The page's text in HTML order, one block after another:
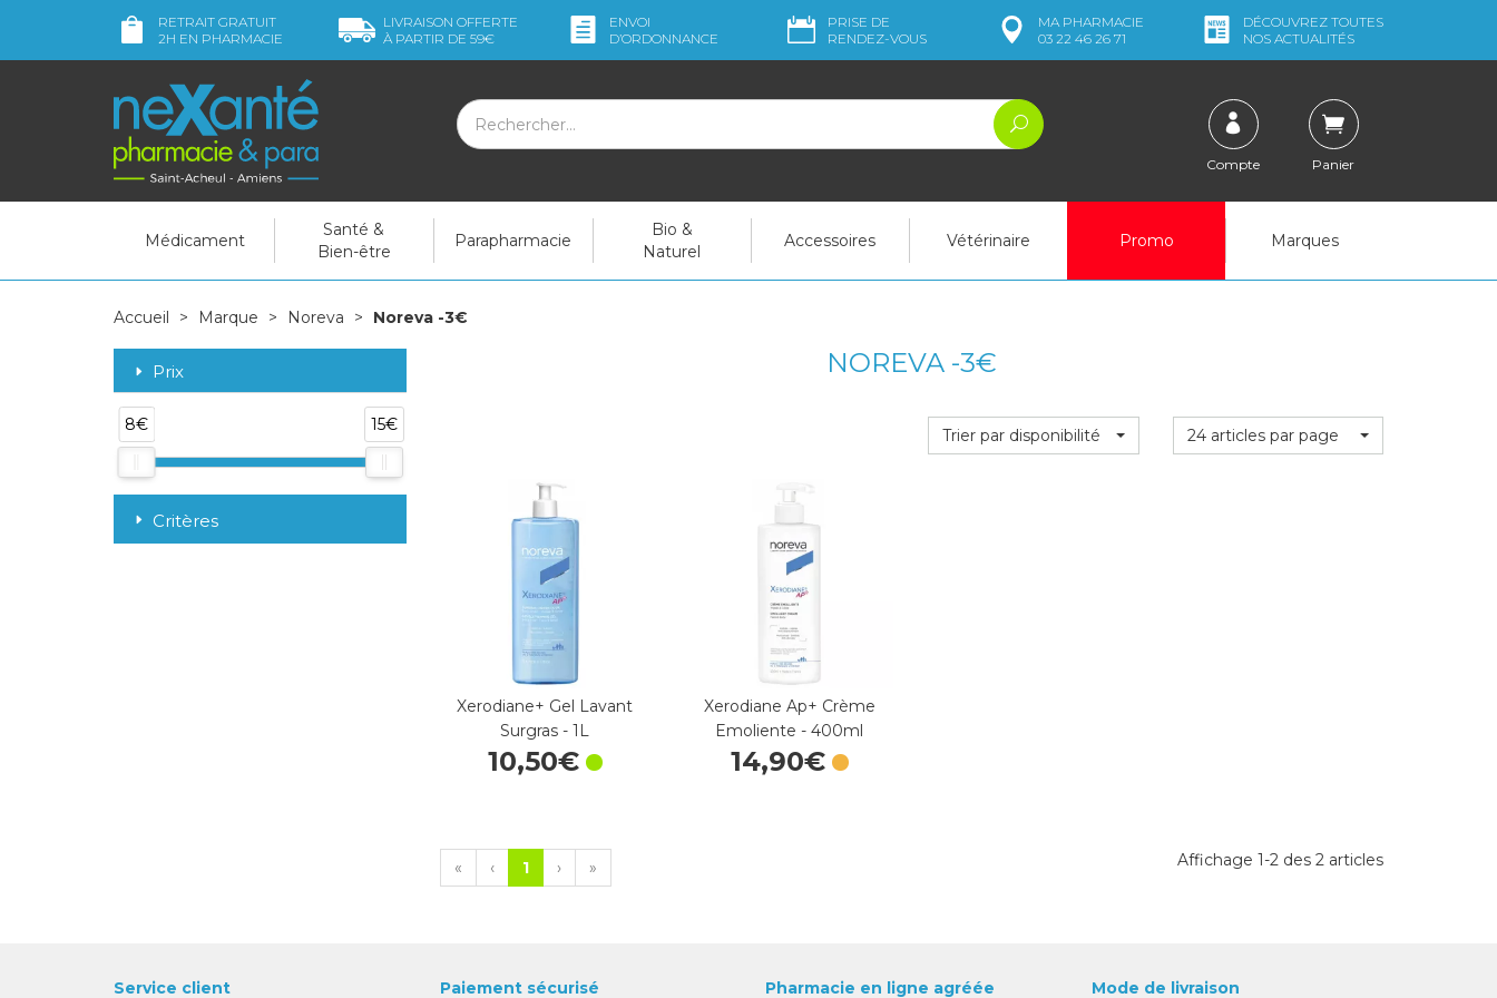
RETRAIT GRATUIT
2H EN PHARMACIE
LIVRAISON OFFERTE
À PARTIR DE 59€
ENVOI
D’ORDONNANCE
PRISE DE
RENDEZ-VOUS
MAPHARMACIE
03 22 46 26 71
DÉCOUVREZ TOUTES
NOS ACTUALITÉS
Compte Panier
Médicament
Santé &
Bien-être
Parapharmacie
Bio &
Naturel
Accessoires Vétérinaire Promo Marques
Accueil Marque Noreva Noreva -3€
NOREVA -3€
Trier par disponibilité 24 articles par page
Xerodiane+ Gel Lavant
Surgras - 1L
10,50€
Xerodiane Ap+ Crème
Emoliente - 400ml
14,90€
« ‹ 1 › » Affichage 1-2 des 2 articles
Prix
8€ 15€
Critères
Service client Paiement sécurisé Pharmacie en ligne agréée Mode de livraison